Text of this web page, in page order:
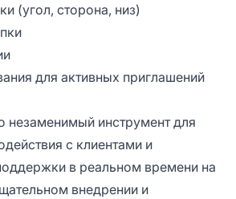
(угол, сторона, низ)
для активных приглашений
незаменимый инструмент для
с клиентами и
в реальном времени на
внедрении и